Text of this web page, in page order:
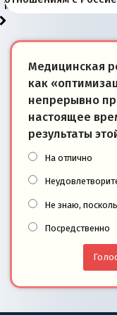
моря
победители
Медицинская
как
непрерывно
настоящее
результаты
На отлично
Не знаю,
Посредственно